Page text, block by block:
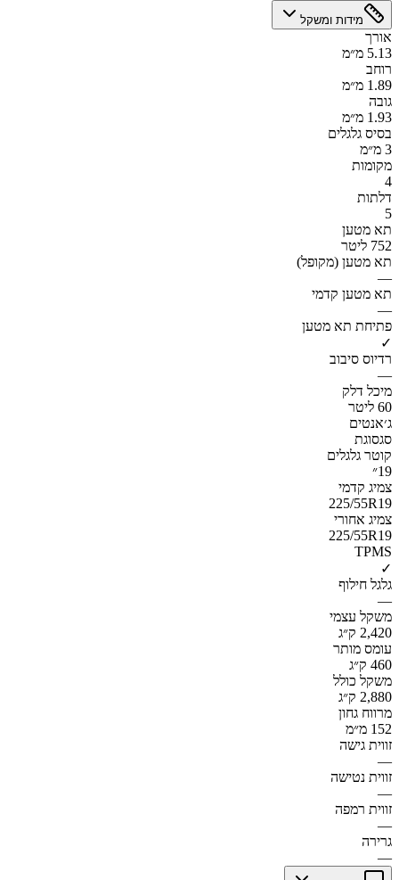
מידות ומשקל
אורך
5.13 מ״מ
רוחב
1.89 מ״מ
גובה
1.93 מ״מ
בסיס גלגלים
3 מ״מ
מקומות
4
דלתות
5
תא מטען
752 ליטר
תא מטען (מקופל)
—
תא מטען קדמי
—
פתיחת תא מטען
✓
רדיוס סיבוב
—
מיכל דלק
60 ליטר
ג׳אנטים
סגסוגת
קוטר גלגלים
19״
צמיג קדמי
225/55R19
צמיג אחורי
225/55R19
TPMS
✓
גלגל חילוף
—
משקל עצמי
2,420 ק״ג
עומס מותר
460 ק״ג
משקל כולל
2,880 ק״ג
מרווח גחון
152 מ״מ
זווית גישה
—
זווית נטישה
—
זווית רמפה
—
גרירה
—